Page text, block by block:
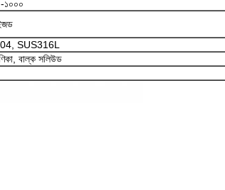
১০০০
SUS316L
বাল্ক সলিউড